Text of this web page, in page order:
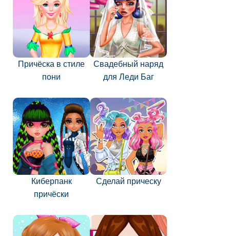
Причёска в стиле
пони
Свадебный наряд
для Леди Баг
Киберпанк
причёски
Сделай прическу